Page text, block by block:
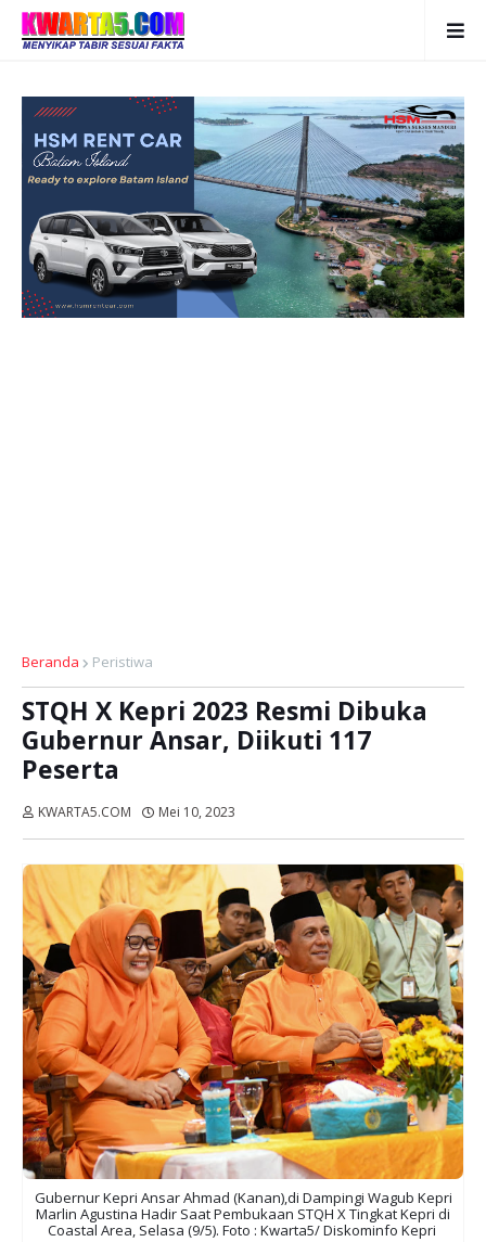
Beranda Peristiwa
STQH X Kepri 2023 Resmi Dibuka
Gubernur Ansar, Diikuti 117
Peserta
KWARTA5.COM Mei 10, 2023
Gubernur Kepri Ansar Ahmad (Kanan),di Dampingi Wagub Kepri
Marlin Agustina Hadir Saat Pembukaan STQH X Tingkat Kepri di
Coastal Area, Selasa (9/5). Foto : Kwarta5/ Diskominfo Kepri